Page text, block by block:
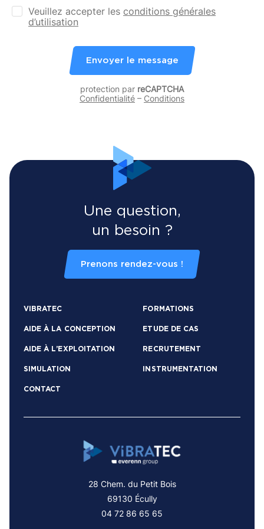
Veuillez accepter les conditions générales
d’utilisation
Envoyer le message
protection par reCAPTCHA
Confidentialité – Conditions
Une question,
un besoin ?
Prenons rendez-vous !
VIBRATEC FORMATIONS
AIDE À LA CONCEPTION ETUDE DE CAS
AIDE À L’EXPLOITATION RECRUTEMENT
SIMULATION INSTRUMENTATION
CONTACT
28 Chem. du Petit Bois
69130 Écully
04 72 86 65 65